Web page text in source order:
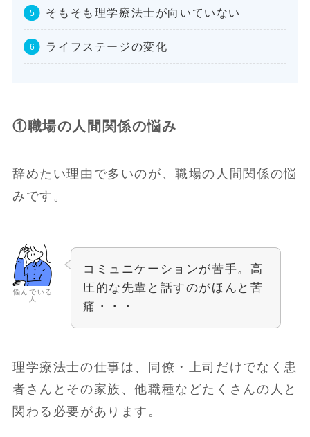
そもそも理学療法士が向いていない
ライフステージの変化
①職場の人間関係の悩み
辞めたい理由で多いのが、職場の人間関係の悩
みです。
悩んでいる
人
コミュニケーションが苦手。高
圧的な先輩と話すのがほんと苦
痛・・・
理学療法士の仕事は、同僚・上司だけでなく患
者さんとその家族、他職種などたくさんの人と
関わる必要があります。